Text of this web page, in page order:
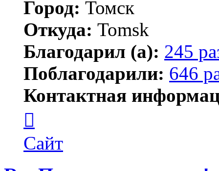
Город: Томск
Откуда: Tomsk
Благодарил (а): 245
Поблагодарили: 646
Контактная
пользователя
Shadow
Сайт